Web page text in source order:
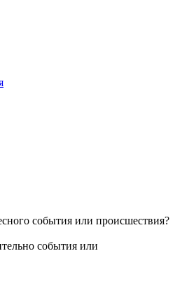
события или происшествия?
события или